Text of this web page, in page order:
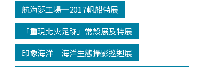
航海夢工場─2017帆船特展
「重現北火足跡」常設展及特展
印象海洋─海洋生態攝影巡迴展